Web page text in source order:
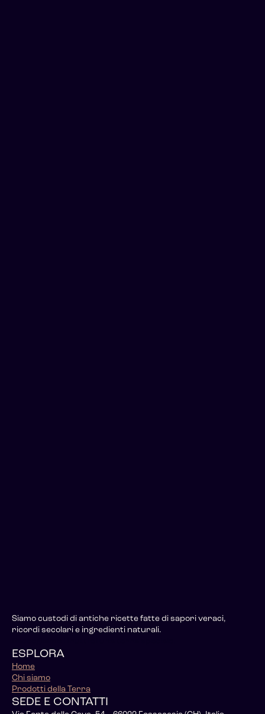
Siamo custodi di antiche ricette fatte di sapori veraci,
ricordi secolari e ingredienti naturali.
ESPLORA
Home
Chi siamo
Prodotti della Terra
SEDE E CONTATTI